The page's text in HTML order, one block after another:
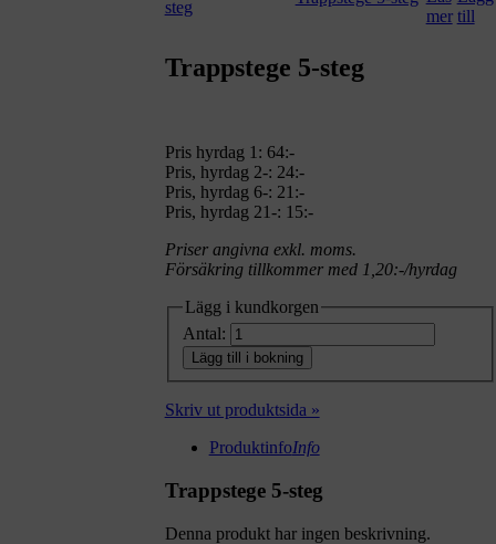
Trappstege 5-steg
Pris hyrdag 1: 64:-
Pris, hyrdag 2-: 24:-
Pris, hyrdag 6-: 21:-
Pris, hyrdag 21-: 15:-
Priser angivna exkl. moms.
Försäkring tillkommer med 1,20:-/hyrdag
Lägg i kundkorgen
Antal:
Lägg till i bokning
Skriv ut produktsida »
ProduktinfoInfo
Trappstege 5-steg
Denna produkt har ingen beskrivning.